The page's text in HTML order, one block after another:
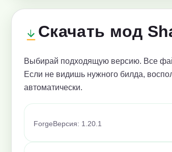
Скачать мод
Выбирай подходящую версию. Все
Если не видишь нужного билда,
автоматически.
Forge Версия: 1.20.1